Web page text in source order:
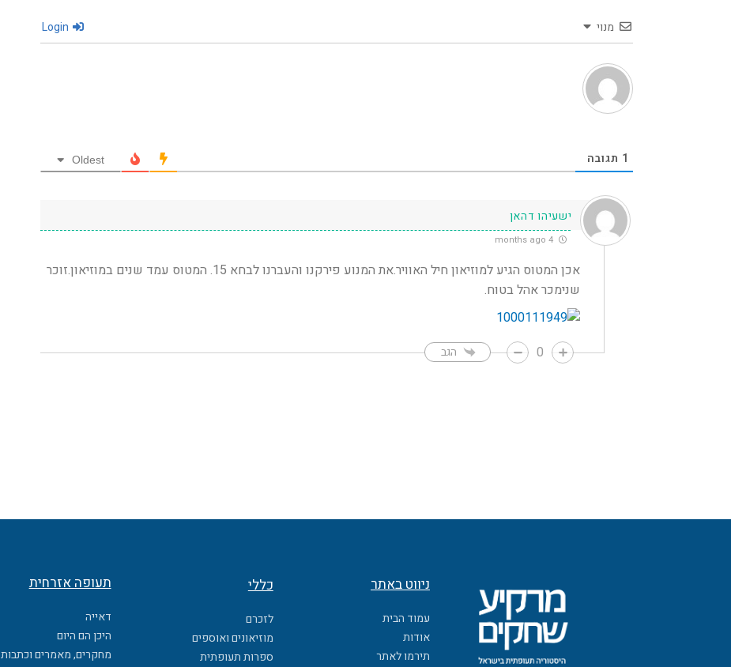
מנוי
1 תגובה Oldest
ישעיהו דהאן
אכן המטוס הגיע למוזיאון חיל האוויר.את המנוע פירקנו והעברנו לבחא 15. המטוס עמד שנים במוזיאון.זוכר
שנימכר אהל בטוח.
0 הגב
ניווט באתר
עמוד הבית
אודות
תירמו לאתר
כללי
לזכרם
מוזיאונים ואוספים
ספרות תעופתית
תעופה אזרחית
דאייה
היכן הם היום
מחקרים, מאמרים וכתבות